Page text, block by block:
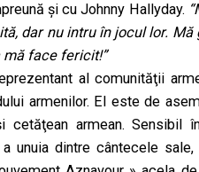
şi cu Johnny Hallyday.
dar nu intru în jocul lor.
face fericit!”
al comunităţii
armenilor. El este de
armean. Sensibil
unuia dintre cântecele sale,